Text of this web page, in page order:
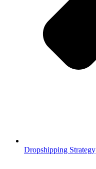
Dropshipping Strategy